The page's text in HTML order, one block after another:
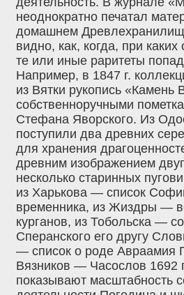
неоднократно печатал
домашнем
видно, как, когда, при каких
те или иные раритеты
Например, в 1847 г.
из Вятки рукопись «Камень
собственноручными
Стефана Яворского. Из
поступили два древних
для хранения
древним изображением
несколько старинных
из Харькова — список
временника, из Жиздры —
курганов, из Тобольска —
Сперанского его другу
— список о роде Авраамия
Вязников — Часослов 1692
показывают масштабность